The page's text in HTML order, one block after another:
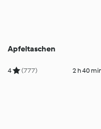
Apfeltaschen
4 (777) 2 h 40